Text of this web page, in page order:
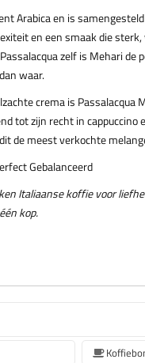
Arabica en is
en een smaak die
zelf is Mehari de
waar.
crema is Passalacqua
tot zijn recht in cappuccino
de meest verkochte
Gebalanceerd
Italiaanse koffie voor
kop.